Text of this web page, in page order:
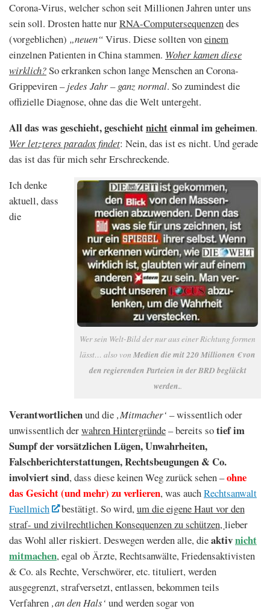
Corona-Virus, welcher schon seit Millionen Jahren unter uns
sein soll. Drosten hatte nurRNA-Computersequenzendes
(vorgeblichen) „neuen“Virus. Diese sollten voneinem
einzelnen Patienten in China stammen. Woher kamen diese
wirklich?So erkranken schon lange Menschen an Corona-
Grippeviren –jedes Jahr – ganz normal. So zumindest die
offizielle Diagnose, ohne das die Welt untergeht.
All das was geschieht, geschiehtnichteinmal im geheimen.
Wer letzteres paradox findet: Nein, das ist es nicht. Und gerade
das ist das für mich sehr Erschreckende.
Wer sein Welt-Bild der nur aus einer Richtung formen
lässt… also von Medien die mit 220 Millionen € von
den regierenden Parteien in der BRD beglückt
werden..
Ich denke
aktuell, dass
die
Verantwortlichenund die ‚Mitmacher‘ – wissentlich oder
unwissentlich derwahren Hintergründe– bereits sotief im
Sumpf der vorsätzlichen Lügen, Unwahrheiten,
Falschberichterstattungen, Rechtsbeugungen & Co.
involviert sind, dass diese keinen Weg zurück sehen –ohne
das Gesicht (und mehr) zu verlieren, was auchRechtsanwalt
Fuellmich
bestätigt. So wird,um die eigene Haut vor den
straf- und zivilrechtlichen Konsequenzen zu schützen,lieber
das Wohl aller riskiert. Deswegen werden alle, dieaktivnicht
mitmachen,egal ob Ärzte, Rechtsanwälte, Friedensaktivisten
& Co. als Rechte, Verschwörer, etc. tituliert, werden
ausgegrenzt, strafversetzt, entlassen, bekommen teils
Verfahren ‚an den Hals‘ und werden sogar von